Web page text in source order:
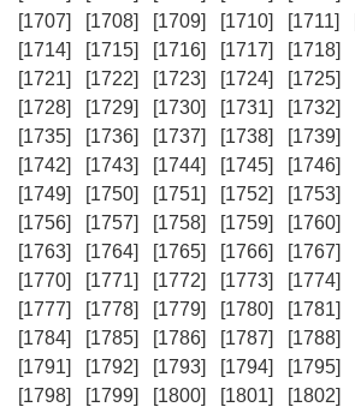
[1707]
[1708] [1709] [1710] [1711]
[1714]
[1715] [1716] [1717] [1718]
[1721]
[1722] [1723] [1724] [1725]
[1728]
[1729] [1730] [1731] [1732]
[1735]
[1736] [1737] [1738] [1739]
[1742]
[1743] [1744] [1745] [1746]
[1749]
[1750] [1751] [1752] [1753]
[1756]
[1757] [1758] [1759] [1760]
[1763]
[1764] [1765] [1766] [1767]
[1770]
[1771] [1772] [1773] [1774]
[1777]
[1778] [1779] [1780] [1781]
[1784]
[1785] [1786] [1787] [1788]
[1791]
[1792] [1793] [1794] [1795]
[1798]
[1799] [1800] [1801] [1802]